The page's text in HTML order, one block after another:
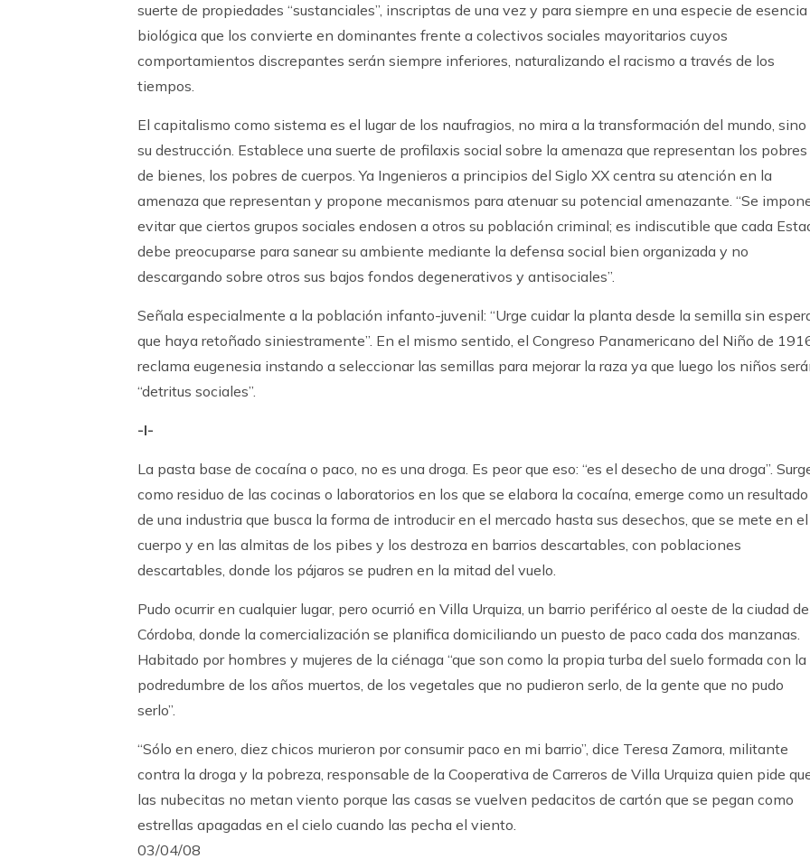
suerte de propiedades “sustanciales”, inscriptas de una vez y para siempre en una especie de esencia
biológica que los convierte en dominantes frente a colectivos sociales mayoritarios cuyos
comportamientos discrepantes serán siempre inferiores, naturalizando el racismo a través de los
tiempos.
El capitalismo como sistema es el lugar de los naufragios, no mira a la transformación del mundo, sino
su destrucción. Establece una suerte de profilaxis social sobre la amenaza que representan los pobres
de bienes, los pobres de cuerpos. Ya Ingenieros a principios del Siglo XX centra su atención en la
amenaza que representan y propone mecanismos para atenuar su potencial amenazante. “Se
evitar que ciertos grupos sociales endosen a otros su población criminal; es indiscutible que cada
debe preocuparse para sanear su ambiente mediante la defensa social bien organizada y no
descargando sobre otros sus bajos fondos degenerativos y antisociales”.
Señala especialmente a la población infanto-juvenil: “Urge cuidar la planta desde la semilla sin
que haya retoñado siniestramente”. En el mismo sentido, el Congreso Panamericano del Niño de
reclama eugenesia instando a seleccionar las semillas para mejorar la raza ya que luego los niños
“detritus sociales”.
-I-
La pasta base de cocaína o paco, no es una droga. Es peor que eso: “es el desecho de una droga”.
como residuo de las cocinas o laboratorios en los que se elabora la cocaína, emerge como un resultado
de una industria que busca la forma de introducir en el mercado hasta sus desechos, que se mete en el
cuerpo y en las almitas de los pibes y los destroza en barrios descartables, con poblaciones
descartables, donde los pájaros se pudren en la mitad del vuelo.
Pudo ocurrir en cualquier lugar, pero ocurrió en Villa Urquiza, un barrio periférico al oeste de la ciudad de
Córdoba, donde la comercialización se planifica domiciliando un puesto de paco cada dos manzanas.
Habitado por hombres y mujeres de la ciénaga “que son como la propia turba del suelo formada con la
podredumbre de los años muertos, de los vegetales que no pudieron serlo, de la gente que no pudo
serlo”.
“Sólo en enero, diez chicos murieron por consumir paco en mi barrio”, dice Teresa Zamora, militante
contra la droga y la pobreza, responsable de la Cooperativa de Carreros de Villa Urquiza quien pide
las nubecitas no metan viento porque las casas se vuelven pedacitos de cartón que se pegan como
estrellas apagadas en el cielo cuando las pecha el viento.
03/04/08